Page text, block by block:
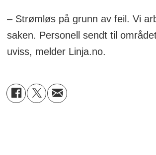
– Strømløs på grunn av feil. Vi
saken. Personell sendt til
uviss, melder Linja.no.